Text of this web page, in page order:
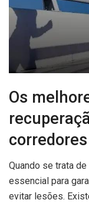
Os
corredores
Quando se trata
essencial para
evitar lesões.